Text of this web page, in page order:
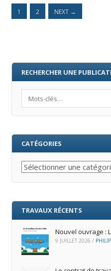
1 2 NEXT →
RECHERCHER UNE
CATÉGORIES
Catégories
TRAVAUX RÉCENTS
Nouvel ouvrage :
9 JUILLET 2026 /